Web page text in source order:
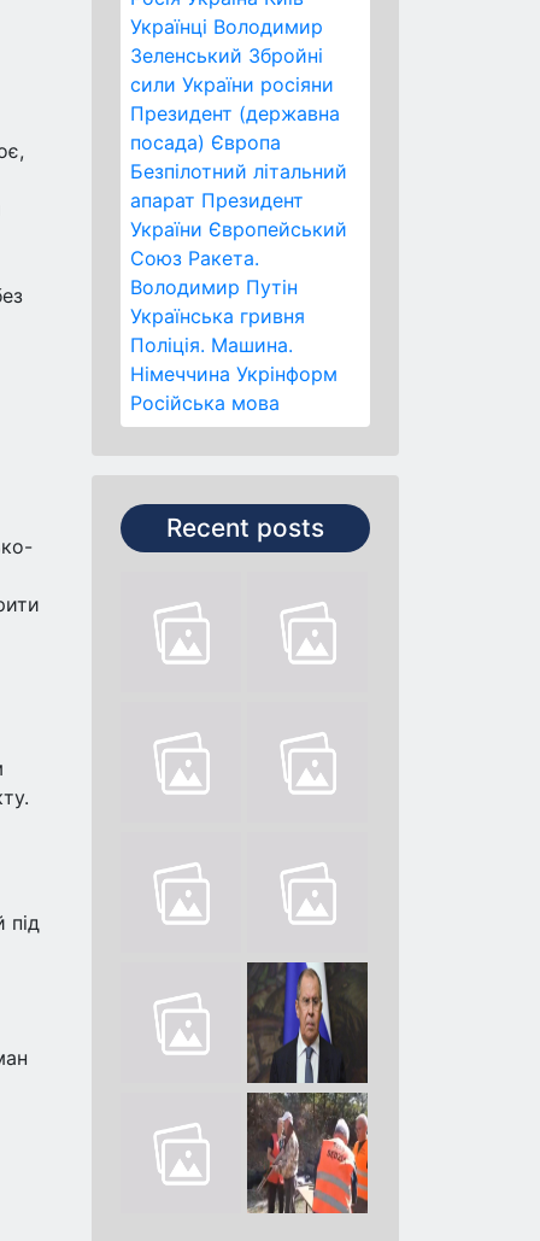
Українці Володимир
Зеленський Збройні
сили України росіяни
Президент (державна
посада) Європа
Безпілотний літальний
апарат Президент
України Європейський
Союз Ракета.
Володимир Путін
Українська гривня
Поліція. Машина.
Німеччина Укрінформ
Російська мова
Recent posts
під